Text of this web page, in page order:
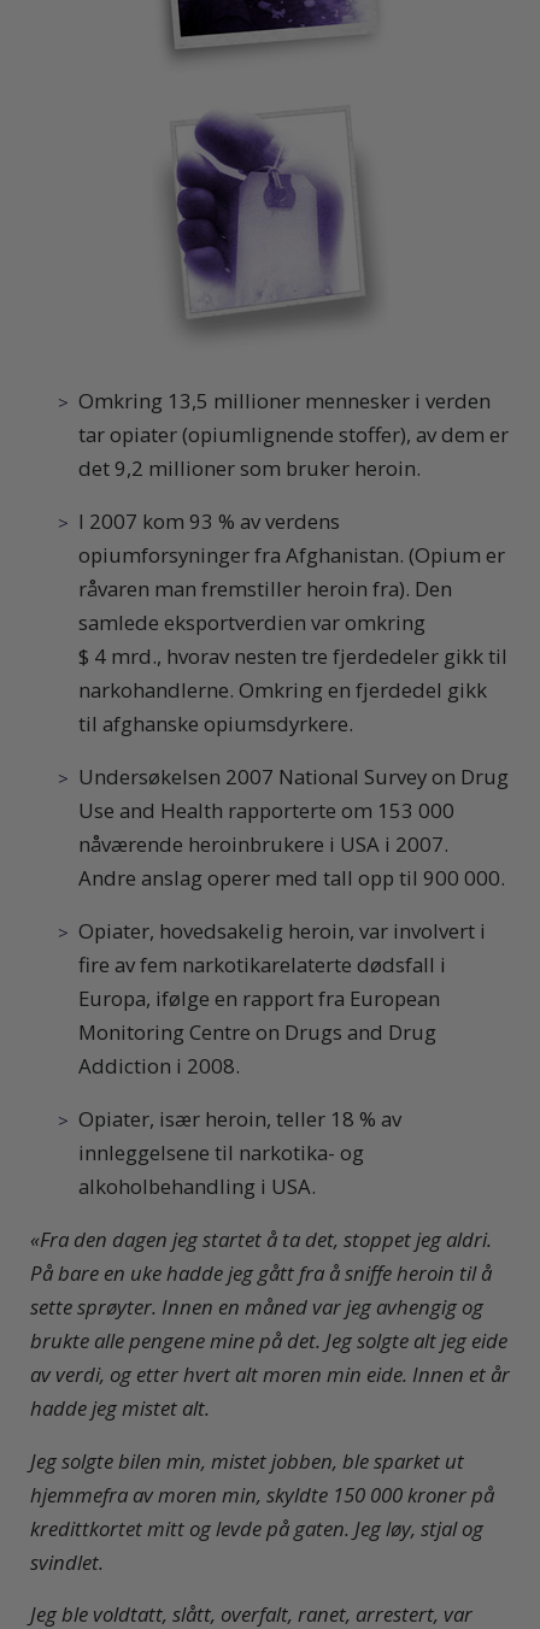
Omkring 13,5 millioner mennesker i verden
tar opiater (opiumlignende stoffer), av dem er
det 9,2 millioner som bruker heroin.
I 2007 kom 93 % av verdens
opiumforsyninger fra Afghanistan. (Opium er
råvaren man fremstiller heroin fra). Den
samlede eksportverdien var omkring
$ 4 mrd., hvorav nesten tre fjerdedeler gikk til
narkohandlerne. Omkring en fjerdedel gikk
til afghanske opiumsdyrkere.
Undersøkelsen 2007 National Survey on Drug
Use and Health rapporterte om 153 000
nåværende heroinbrukere i USA i 2007.
Andre anslag operer med tall opp til 900 000.
Opiater, hovedsakelig heroin, var involvert i
fire av fem narkotikarelaterte dødsfall i
Europa, ifølge en rapport fra European
Monitoring Centre on Drugs and Drug
Addiction i 2008.
Opiater, især heroin, teller 18 % av
innleggelsene til narkotika- og
alkoholbehandling i USA.
«Fra den dagen jeg startet å ta det, stoppet jeg aldri.
På bare en uke hadde jeg gått fra å sniffe heroin til å
sette sprøyter. Innen en måned var jeg avhengig og
brukte alle pengene mine på det. Jeg solgte alt jeg eide
av verdi, og etter hvert alt moren min eide. Innen et år
hadde jeg mistet alt.
Jeg solgte bilen min, mistet jobben, ble sparket ut
hjemmefra av moren min, skyldte 150 000 kroner på
kredittkortet mitt og levde på gaten. Jeg løy, stjal og
svindlet.
Jeg ble voldtatt, slått, overfalt, ranet, arrestert, var